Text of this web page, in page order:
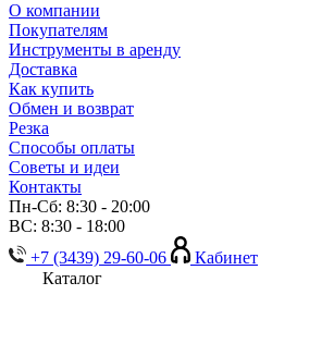
О компании
Покупателям
Инструменты в аренду
Доставка
Как купить
Обмен и возврат
Резка
Способы оплаты
Советы и идеи
Контакты
Пн-Сб: 8:30 - 20:00
ВС: 8:30 - 18:00
+7 (3439) 29-60-06
Кабинет
Каталог